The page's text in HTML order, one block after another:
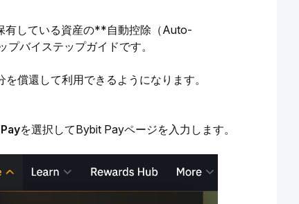
有している資産の**自動控除（Auto-
バイステップガイドです。
償還して利用できるようになります。
を選択してBybit Payページを入力します。